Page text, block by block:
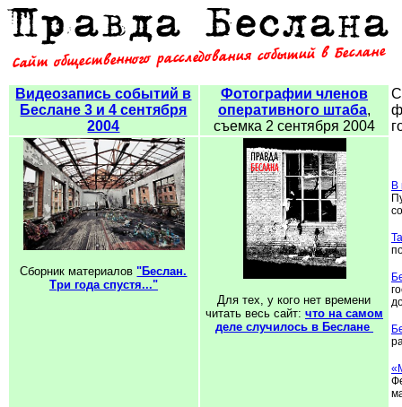
Видеозапись событий в
Беслане 3 и 4 сентября
2004
Фотографии членов
оперативного штаба,
съемка 2 сентября 2004
В
Cборник материалов"Беслан.
Три года спустя..."
Для тех, у кого нет времени
читать весь сайт: что на самом
деле случилось в Беслане